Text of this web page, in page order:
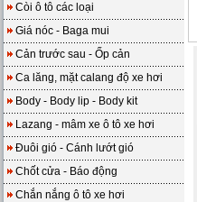
Còi ô tô các loại
Giá nóc - Baga mui
Cản trước sau - Ốp cản
Ca lăng, mặt calang độ xe hơi
Body - Body lip - Body kit
Lazang - mâm xe ô tô xe hơi
Đuôi gió - Cánh lướt gió
Chốt cửa - Báo động
Chắn nắng ô tô xe hơi